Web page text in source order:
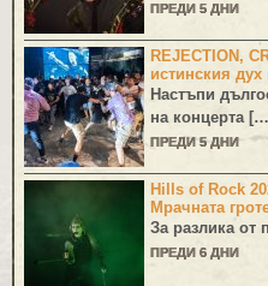
ПРЕДИ 5 ДНИ
REJECTION,
истинския дух
Настъпи
на концерта
ПРЕДИ 5 ДНИ
Hills of Rock
Мрачната
За разлика от
ПРЕДИ 6 ДНИ